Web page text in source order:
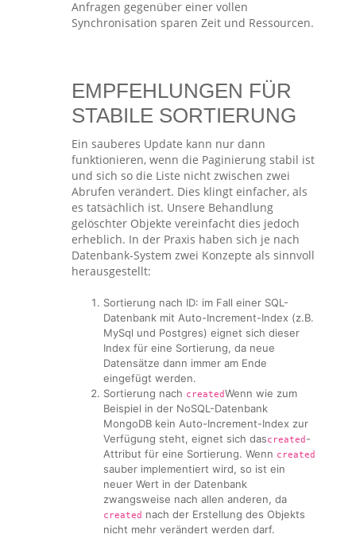
Anfragen gegenüber einer vollen
Synchronisation sparen Zeit und Ressourcen.
EMPFEHLUNGEN FÜR
STABILE SORTIERUNG
Ein sauberes Update kann nur dann
funktionieren, wenn die Paginierung stabil ist
und sich so die Liste nicht zwischen zwei
Abrufen verändert. Dies klingt einfacher, als
es tatsächlich ist. Unsere Behandlung
gelöschter Objekte vereinfacht dies jedoch
erheblich. In der Praxis haben sich je nach
Datenbank-System zwei Konzepte als sinnvoll
herausgestellt:
Sortierung nach ID: im Fall einer SQL-
Datenbank mit Auto-Increment-Index (z.B.
MySql und Postgres) eignet sich dieser
Index für eine Sortierung, da neue
Datensätze dann immer am Ende
eingefügt werden.
Sortierung nach createdWenn wie zum
Beispiel in der NoSQL-Datenbank
MongoDB kein Auto-Increment-Index zur
Verfügung steht, eignet sich dascreated-
Attribut für eine Sortierung. Wenn created
sauber implementiert wird, so ist ein
neuer Wert in der Datenbank
zwangsweise nach allen anderen, da
created nach der Erstellung des Objekts
nicht mehr verändert werden darf.